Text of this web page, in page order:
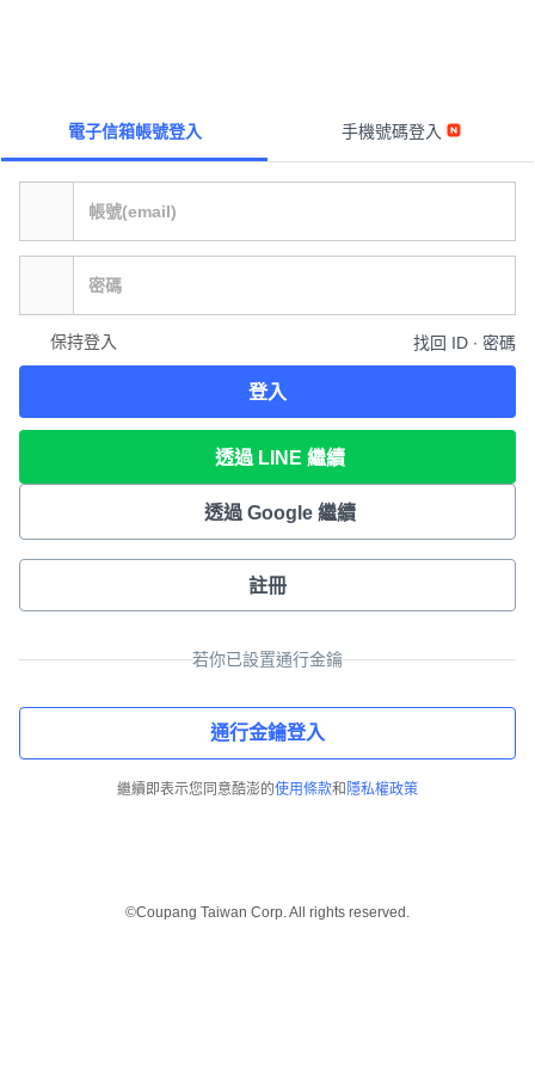
電子信箱帳號登入 手機號碼登入
保持登入 找回 ID ∙ 密碼
登入
透過 LINE 繼續
透過 Google 繼續
註冊
若你已設置通行金鑰
通行金鑰登入
繼續即表示您同意酷澎的使用條款和 隱私權政策
©Coupang Taiwan Corp. All rights reserved.